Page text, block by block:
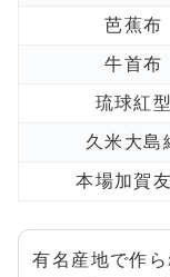
芭蕉布
牛首布
琉球紅型
久米大島
本場加賀
有名産地で作